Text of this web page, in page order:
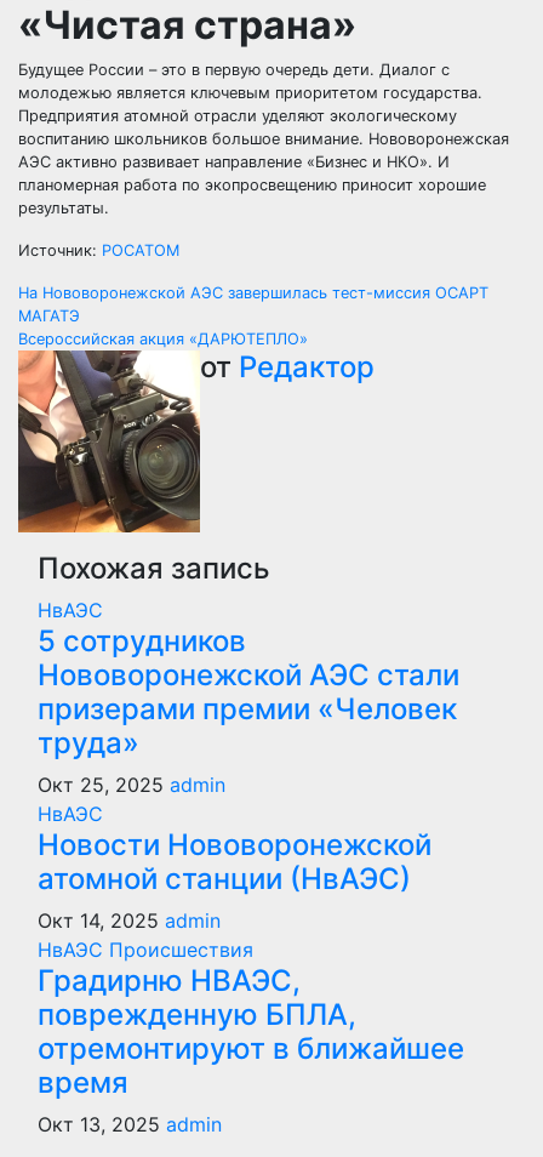
«Чистая страна»
Будущее России – это в первую очередь дети. Диалог с
молодежью является ключевым приоритетом государства.
Предприятия атомной отрасли уделяют экологическому
воспитанию школьников большое внимание. Нововоронежская
АЭС активно развивает направление «Бизнес и НКО». И
планомерная работа по экопросвещению приносит хорошие
результаты.
Источник: РОСАТОМ
Навигация
по
записям
На Нововоронежской АЭС завершилась тест-миссия ОСАРТ
МАГАТЭ
Всероссийская акция «ДАРЮТЕПЛО»
от Редактор
Похожая запись
НвАЭС
5 сотрудников
Нововоронежской АЭС стали
призерами премии «Человек
труда»
Окт 25, 2025 admin
НвАЭС
Новости Нововоронежской
атомной станции (НвАЭС)
Окт 14, 2025 admin
НвАЭС Происшествия
Градирню НВАЭС,
поврежденную БПЛА,
отремонтируют в ближайшее
время
Окт 13, 2025 admin